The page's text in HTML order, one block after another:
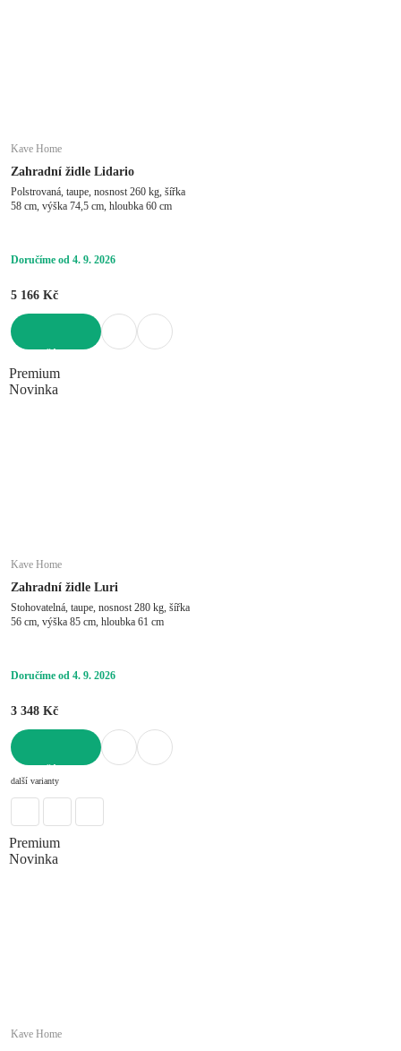
Kave Home
Zahradní židle Lidario
Polstrovaná, taupe, nosnost 260 kg, šířka
58 cm, výška 74,5 cm, hloubka 60 cm
Doručíme od 4. 9. 2026
5 166 Kč
Premium
Novinka
Kave Home
Zahradní židle Luri
Stohovatelná, taupe, nosnost 280 kg, šířka
56 cm, výška 85 cm, hloubka 61 cm
Doručíme od 4. 9. 2026
3 348 Kč
další varianty
Premium
Novinka
Kave Home